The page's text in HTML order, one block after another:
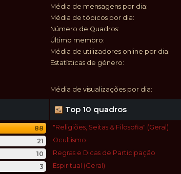
Média de mensagens por dia:
Média de tópicos por dia:
Número de Quadros:
Último membro:
Média de utilizadores online por dia:
Estatísticas de género:
Média de visualizações por dia:
88
21
10
3
Top 10 quadros
"Religiões, Seitas & Filosofia" (Geral)
Ocultismo
Regras e Dicas de Participação
Espiritual (Geral)